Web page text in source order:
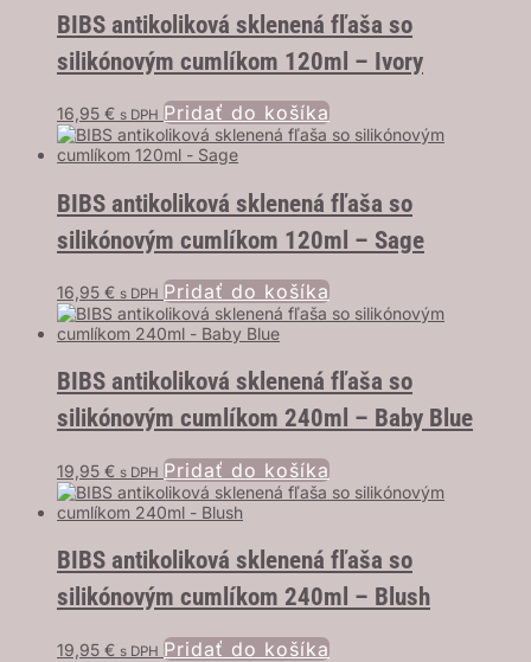
BIBS antikoliková sklenená fľaša so
silikónovým cumlíkom 120ml – Ivory
16,95 € s DPH Pridať do košíka
BIBS antikoliková sklenená fľaša so
silikónovým cumlíkom 120ml – Sage
16,95 € s DPH Pridať do košíka
BIBS antikoliková sklenená fľaša so
silikónovým cumlíkom 240ml – Baby Blue
19,95 € s DPH Pridať do košíka
BIBS antikoliková sklenená fľaša so
silikónovým cumlíkom 240ml – Blush
19,95 € s DPH Pridať do košíka